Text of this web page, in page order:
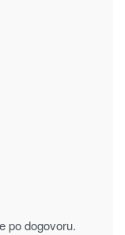
po dogovoru.